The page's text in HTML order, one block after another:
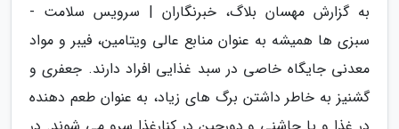
به گزارش مهسان بلاگ، خبرنگاران | سرویس سلامت -
سبزی ها همیشه به عنوان منابع عالی ویتامین، فیبر و مواد
معدنی جایگاه خاصی در سبد غذایی افراد دارند. جعفری و
گشنیز به خاطر داشتن برگ های زیاد، به عنوان طعم دهنده